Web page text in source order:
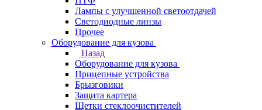
Лампы с улучшенной светоотдачей
Светодиодные линзы
Прочее
Оборудование для кузова
Назад
Оборудование для кузова
Прицепные устройства
Брызговики
Защита картера
Щетки стеклоочистителей